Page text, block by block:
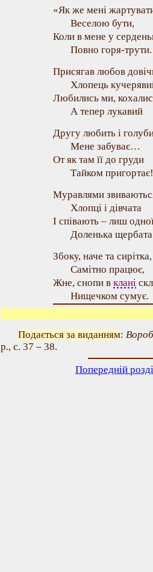
«Як же мені
Веселою бути,
Коли в мене у
Повно горя-трути.
Присягав любов
Хлопець
Любились ми,
А тепер лукавий
Другу любить і
Мене забуває…
От як там її до груди
Тайком
Муравлями
Хлопці і дівчата
І співають – лиш
Доленька
Збоку, наче та сирітка,
Самітно працює,
Жне, снопи в клані
Нищечком сумує.
Подається за виданням:
р., с. 37 – 38.
Попередній